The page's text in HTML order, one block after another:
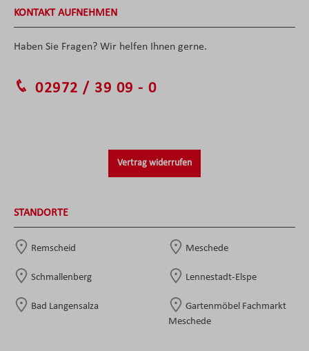
KONTAKT AUFNEHMEN
Haben Sie Fragen? Wir helfen Ihnen gerne.
02972 / 39 09 - 0
Vertrag widerrufen
STANDORTE
Remscheid Meschede
Schmallenberg Lennestadt-Elspe
Bad Langensalza
Gartenmöbel Fachmarkt
Meschede